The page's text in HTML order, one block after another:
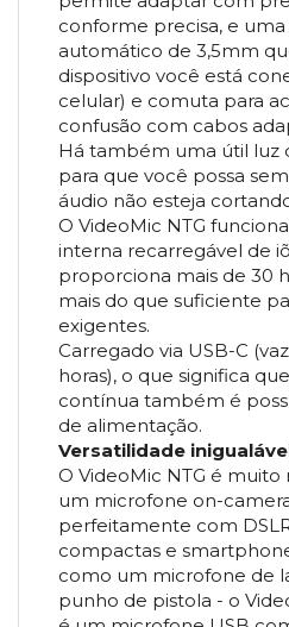
conforme precisa, e
automático de 3,5mm
dispositivo você está
celular) e comuta para
confusão com cabos
Há também uma útil luz
para que você possa
áudio não esteja
O VideoMic NTG
interna recarregável de
proporciona mais de 30
mais do que suficiente
exigentes.
Carregado via USB-C
horas), o que significa
contínua também é
de alimentação.
Versatilidade
O VideoMic NTG é
um microfone on-
perfeitamente com
compactas e
como um microfone de
punho de pistola - o